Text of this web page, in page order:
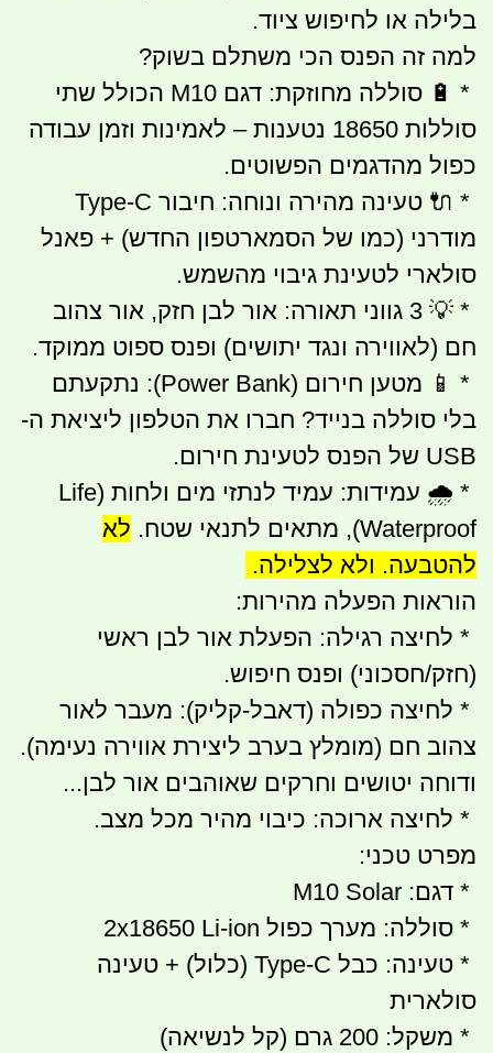
בלילה או לחיפוש ציוד.
למה זה הפנס הכי משתלם בשוק?
* 🔋 סוללה מחוזקת: דגם M10 הכולל שתי
סוללות 18650 נטענות – לאמינות וזמן עבודה
כפול מהדגמים הפשוטים.
* 🔌 טעינה מהירה ונוחה: חיבור Type-C
מודרני (כמו של הסמארטפון החדש) + פאנל
סולארי לטעינת גיבוי מהשמש.
* 💡 3 גווני תאורה: אור לבן חזק, אור צהוב
חם (לאווירה ונגד יתושים) ופנס ספוט ממוקד.
* 📱 מטען חירום (Power Bank): נתקעתם
בלי סוללה בנייד? חברו את הטלפון ליציאת ה-
USB של הפנס לטעינת חירום.
* 🌧 עמידות: עמיד לנתזי מים ולחות (Life
Waterproof), מתאים לתנאי שטח.
לא
להטבעה. ולא לצלילה.
הוראות הפעלה מהירות:
* לחיצה רגילה: הפעלת אור לבן ראשי
(חזק/חסכוני) ופנס חיפוש.
* לחיצה כפולה (דאבל-קליק): מעבר לאור
צהוב חם (מומלץ בערב ליצירת אווירה נעימה).
ודוחה יטושים וחרקים שאוהבים אור לבן...
* לחיצה ארוכה: כיבוי מהיר מכל מצב.
מפרט טכני:
* דגם: M10 Solar
* סוללה: מערך כפול 2x18650 Li-ion
* טעינה: כבל Type-C (כלול) + טעינה
סולארית
* משקל: 200 גרם (קל לנשיאה)